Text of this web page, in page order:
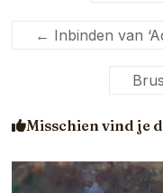
← Inbinden van
Misschien vind je